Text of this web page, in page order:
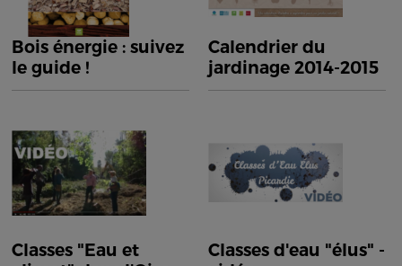
Bois énergie : suivez
le guide !
Calendrier du
jardinage 2014-2015
Classes "Eau et
Classes d'eau "élus" -